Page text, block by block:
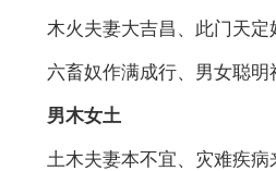
木火夫妻大吉昌、此门天定
六畜奴作满成行、男女聪明
男木女土
土木夫妻本不宜、灾难疾病